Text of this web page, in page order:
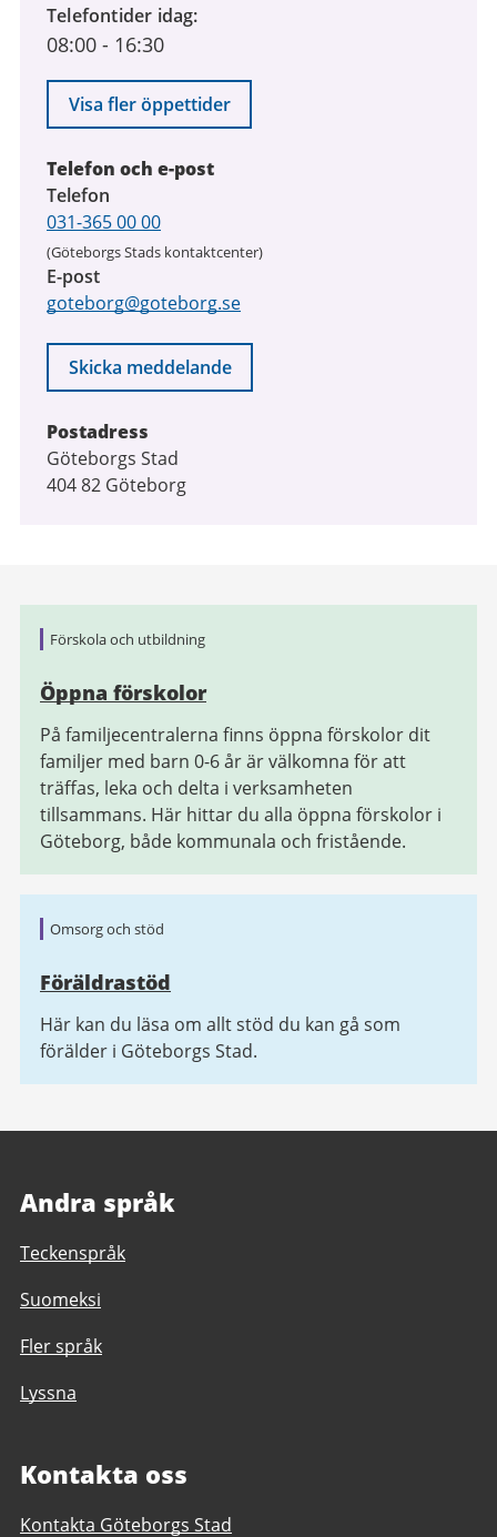
Telefontider idag
08:00 - 16:30
Visa fler öppettider
Telefon och e-post
Telefon
031-365 00 00
(Göteborgs Stads kontaktcenter)
E-post
goteborg@goteborg.se
Skicka meddelande
Postadress
Göteborgs Stad
404 82 Göteborg
Relaterad
Förskola och utbildning
Öppna förskolor
På familjecentralerna finns öppna förskolor dit
familjer med barn 0-6 år är välkomna för att
träffas, leka och delta i verksamheten
tillsammans. Här hittar du alla öppna förskolor i
Göteborg, både kommunala och fristående.
Omsorg och stöd
Föräldrastöd
Här kan du läsa om allt stöd du kan gå som
förälder i Göteborgs Stad.
Andra språk
Teckenspråk
Suomeksi
Fler språk
Lyssna
Kontakta oss
Kontakta Göteborgs Stad